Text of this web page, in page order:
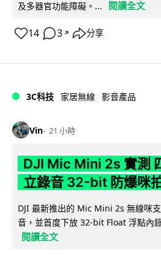
及多器官功能障礙。... 閱讀全文
14 3 ↗ 分享
3C科技 家居無線 影音產品
Vin 21 小時
DJI Mic Mini 2s 實測
立錄音 32-bit 防爆咪
DJI 最新推出的 Mic Mini 2s 無線咪
音，並首度下放 32-bit Float 浮點內
閱讀全文